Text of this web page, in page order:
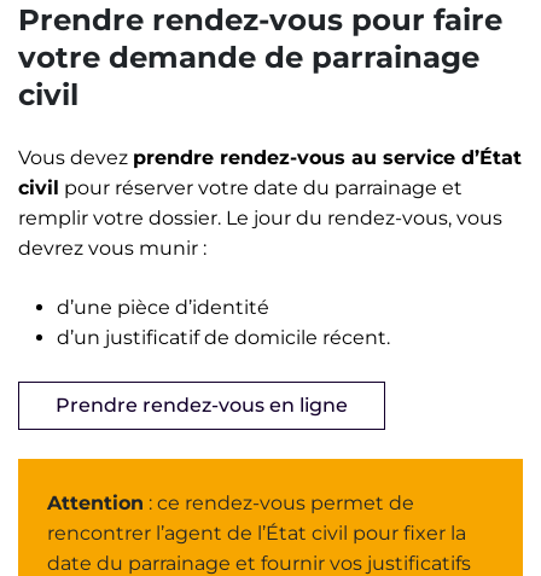
Prendre rendez-vous pour faire
votre demande de parrainage
civil
Vous devez prendre rendez-vous au service d’État
civil pour réserver votre date du parrainage et
remplir votre dossier. Le jour du rendez-vous, vous
devrez vous munir :
d’une pièce d’identité
d’un justificatif de domicile récent.
Prendre rendez-vous en ligne
Attention : ce rendez-vous permet de
rencontrer l’agent de l’État civil pour fixer la
date du parrainage et fournir vos justificatifs